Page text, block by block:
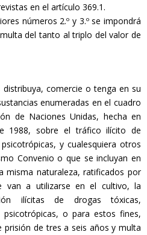
en el artículo 369.1.
números 2.º y 3.º se impondrá
del tanto al triplo del valor de
comercie o tenga en su
enumeradas en el cuadro
de Naciones Unidas, hecha en
1988, sobre el tráfico ilícito de
y cualesquiera otros
Convenio o que se incluyan en
misma naturaleza, ratificados por
van a utilizarse en el cultivo, la
ilícitas de drogas tóxicas,
psicotrópicas, o para estos fines,
prisión de tres a seis años y multa